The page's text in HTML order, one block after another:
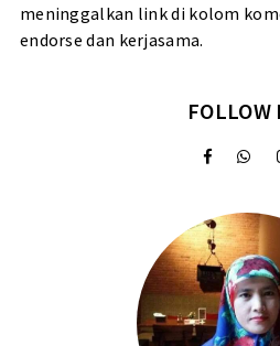
meninggalkan link di kolom
endorse dan kerjasama.
FOLLOW